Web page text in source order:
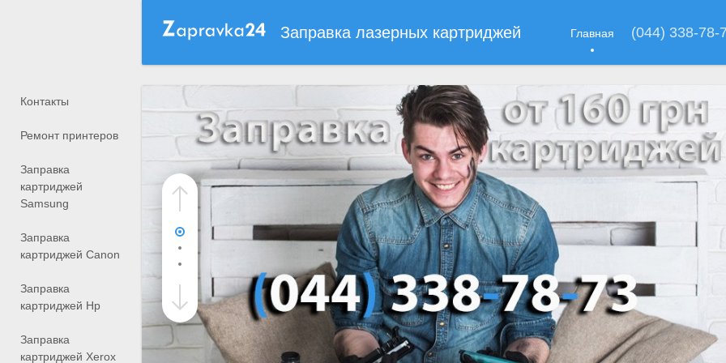
Заправка лазерных картриджей Главная (044) 338-78-
Контакты
Ремонт принтеров
Заправка
картриджей
Samsung
Заправка
картриджей Canon
Заправка
картриджей Hp
Заправка
картриджей Xerox